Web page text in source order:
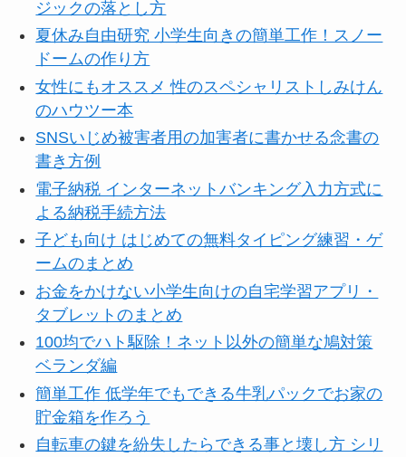
ジックの落とし方
夏休み自由研究 小学生向きの簡単工作！スノー
ドームの作り方
女性にもオススメ 性のスペシャリストしみけん
のハウツー本
SNSいじめ被害者用の加害者に書かせる念書の
書き方例
電子納税 インターネットバンキング入力方式に
よる納税手続方法
子ども向け はじめての無料タイピング練習・ゲ
ームのまとめ
お金をかけない小学生向けの自宅学習アプリ・
タブレットのまとめ
100均でハト駆除！ネット以外の簡単な鳩対策
ベランダ編
簡単工作 低学年でもできる牛乳パックでお家の
貯金箱を作ろう
自転車の鍵を紛失したらできる事と壊し方 シリ